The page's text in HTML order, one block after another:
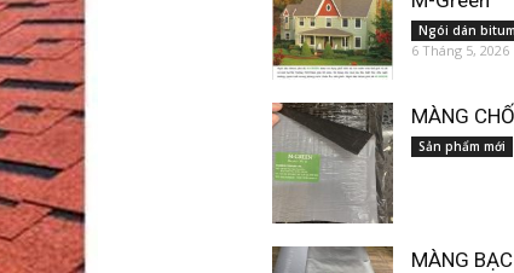
Ngói dán
6 Tháng 5, 2026
MÀNG
Sản phẩm mới
MÀNG